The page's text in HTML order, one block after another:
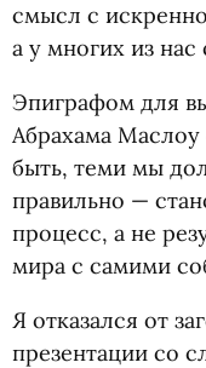
смысл с
а у многих из
Эпиграфом для
Абрахама
быть, теми мы
правильно —
процесс, а не
мира с самими
Я отказался от
презентации со